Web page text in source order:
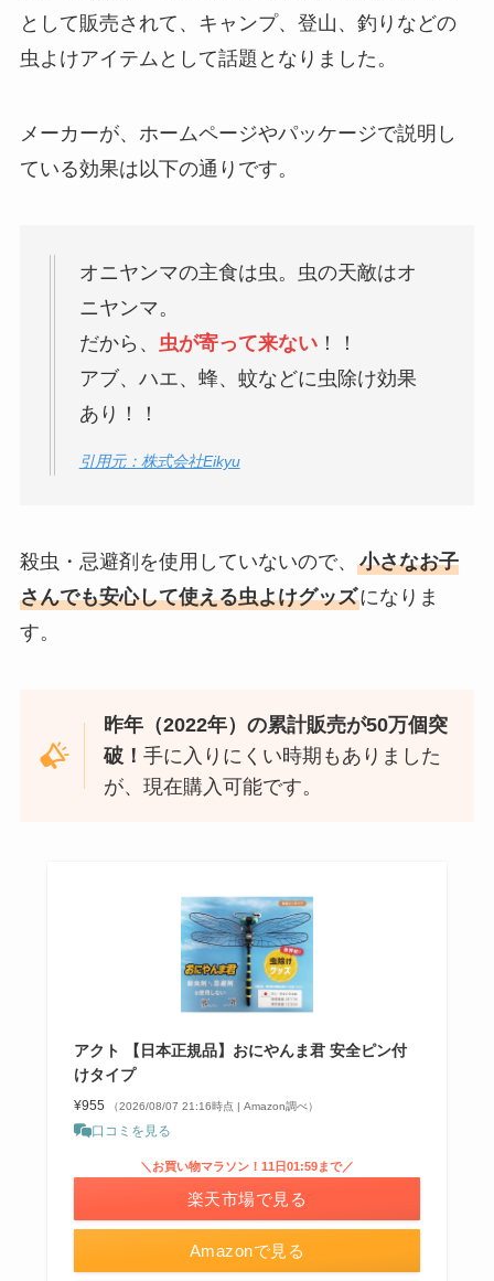
として販売されて、キャンプ、登山、釣りなどの
虫よけアイテムとして話題となりました。
メーカーが、ホームページやパッケージで説明し
ている効果は以下の通りです。
オニヤンマの主食は虫。虫の天敵はオ
ニヤンマ。
だから、 虫が寄って来ない！！
アブ、ハエ、蜂、蚊などに虫除け効果
あり！！
引用元：株式会社Eikyu
殺虫・忌避剤を使用していないので、 小さなお子
さんでも安心して使える虫よけグッズになりま
す。
昨年（2022年）の累計販売が50万個突
破！手に入りにくい時期もありました
が、現在購入可能です。
アクト 【日本正規品】おにやんま君 安全ピン付
けタイプ
¥955 （2026/08/07 21:16時点 | Amazon調べ）
口コミを見る
Amazonで見る
＼お買い物マラソン！11日01:59まで／
楽天市場で見る